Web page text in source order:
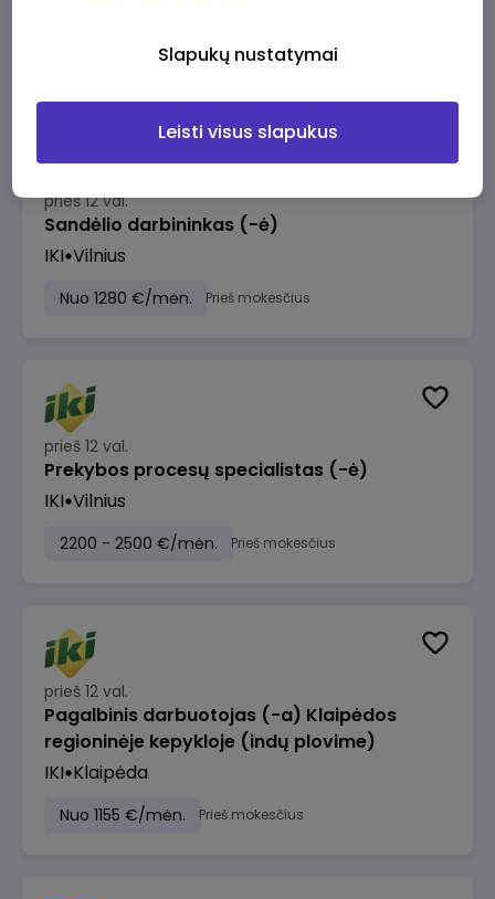
3000 - 3650 €/mėn. Prieš mokesčius
prieš 12 val.
Sandėlio darbininkas (-ė)
IKI Vilnius
Nuo 1280 €/mėn. Prieš mokesčius
prieš 12 val.
Prekybos procesų specialistas (-ė)
IKI Vilnius
2200 - 2500 €/mėn. Prieš mokesčius
prieš 12 val.
Pagalbinis darbuotojas (-a) Klaipėdos
regioninėje kepykloje (indų plovime)
IKI Klaipėda
Nuo 1155 €/mėn. Prieš mokesčius
Slapukų nustatymai
Leisti visus slapukus